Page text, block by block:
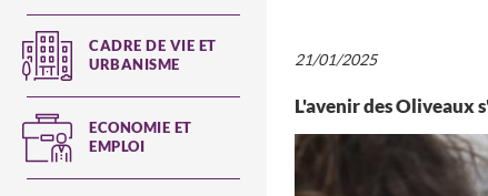
CADRE DE VIE ET
URBANISME
ECONOMIE ET
EMPLOI
21/01/2025
L'avenir des Oliveaux